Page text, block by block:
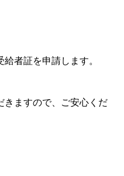
者証を申請します。
きますので、ご安心くだ